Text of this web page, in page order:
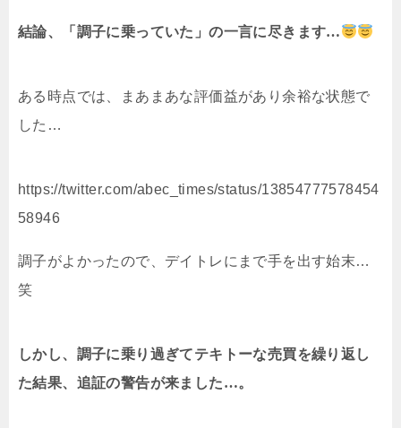
結論、「調子に乗っていた」の一言に尽きます…
ある時点では、まあまあな評価益があり余裕な状態で
した…
https://twitter.com/abec_times/status/13854777578454
58946
調子がよかったので、デイトレにまで手を出す始末…
笑
しかし、調子に乗り過ぎてテキトーな売買を繰り返し
た結果、追証の警告が来ました…。